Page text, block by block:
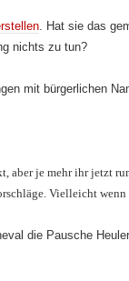
. Hat sie das
nichts zu tun?
mit bürgerlichen
aber je mehr ihr jetzt
Vielleicht
die Pausche